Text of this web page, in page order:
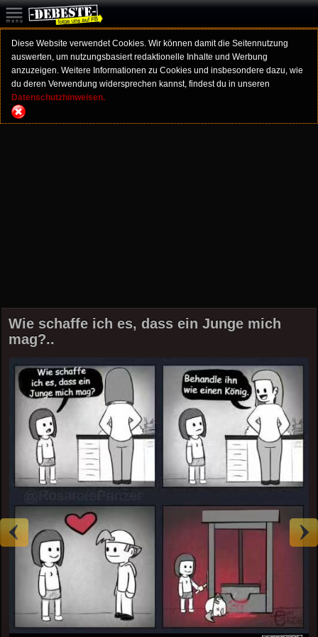
Diese Website verwendet Cookies. Wir können damit die Seitennutzung
auswerten, um nutzungsbasiert redaktionelle Inhalte und Werbung
anzuzeigen. Weitere Informationen zu Cookies und insbesondere dazu, wie
du deren Verwendung widersprechen kannst, findest du in unseren
Datenschutzhinweisen.
Wie schaffe ich es, dass ein Junge mich
mag?..